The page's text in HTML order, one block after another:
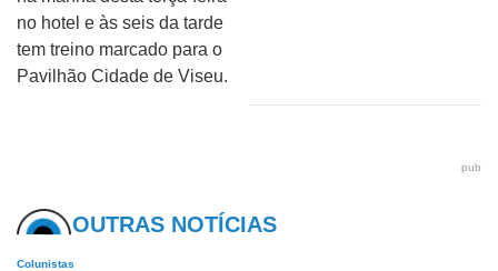
no hotel e às seis da tarde
tem treino marcado para o
Pavilhão Cidade de Viseu.
pub
OUTRAS NOTÍCIAS
Colunistas